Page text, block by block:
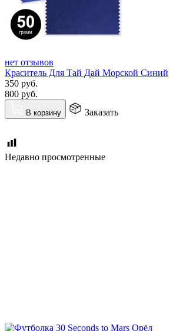
нет отзывов
Краситель Для Тай Дай Морской Синий
350 руб.
800 руб.
В корзину Заказать
Недавно просмотренные